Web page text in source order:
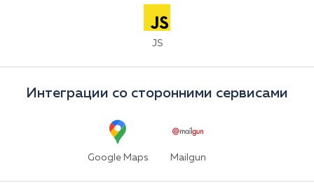
JS
Интеграции со сторонними сервисами
Google Maps Mailgun